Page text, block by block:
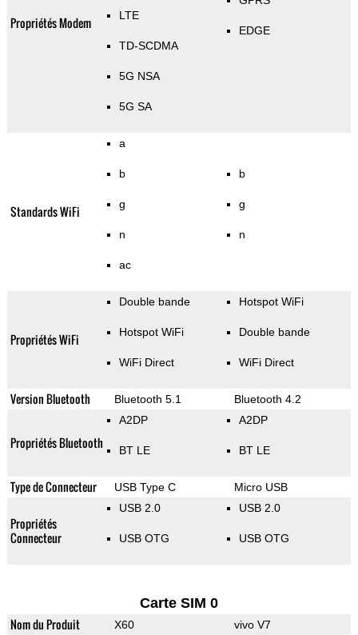
Propriétés Modem LTE
TD-SCDMA
5G NSA
5G SA
EDGE
Standards WiFi
a
b
g
n
ac
b
g
n
Propriétés WiFi
Double bande
Hotspot WiFi
WiFi Direct
Hotspot WiFi
Double bande
WiFi Direct
Version Bluetooth Bluetooth 5.1 Bluetooth 4.2
Propriétés Bluetooth
A2DP
BT LE
A2DP
BT LE
Type de Connecteur USB Type C Micro USB
Propriétés
Connecteur
USB 2.0
USB OTG
USB 2.0
USB OTG
Carte SIM 0
Nom du Produit X60 vivo V7